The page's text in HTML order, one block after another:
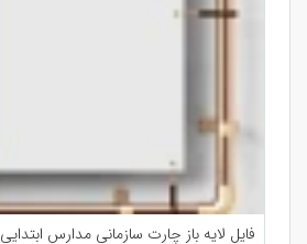
فایل لایه باز چارت سازمانی مدارس ابتدایی